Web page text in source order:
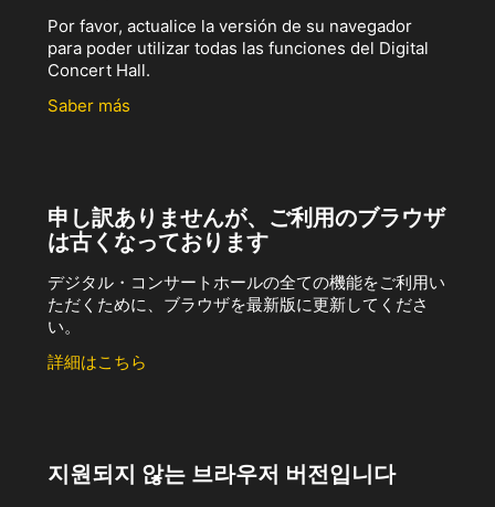
Por favor, actualice la versión de su navegador
para poder utilizar todas las funciones del Digital
Concert Hall.
Saber más
申し訳ありませんが、ご利用のブラウザ
は古くなっております
デジタル・コンサートホールの全ての機能をご利用い
ただくために、ブラウザを最新版に更新してくださ
い。
詳細はこちら
지원되지 않는 브라우저 버전입니다